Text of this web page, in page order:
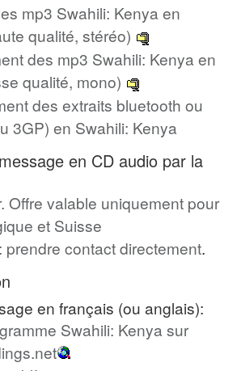
mp3 Swahili: Kenya en
qualité, stéréo)
des mp3 Swahili: Kenya en
qualité, mono)
des extraits bluetooth ou
3GP) en Swahili: Kenya
en CD audio par la
Offre valable uniquement pour
et Suisse
prendre contact directement.
en français (ou anglais):
Swahili: Kenya sur